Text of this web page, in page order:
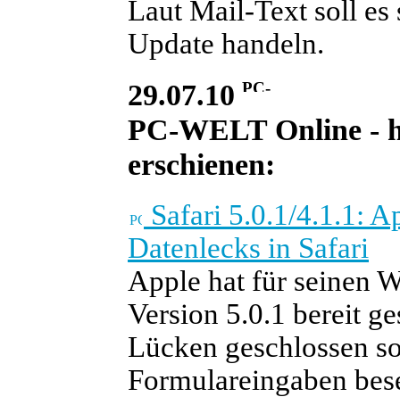
Laut Mail-Text soll es
Update handeln.
29.07.10
PC-WELT Online -
erschienen:
Safari 5.0.1/4.1.1:
Datenlecks in Safari
Apple hat für seinen
Version 5.0.1 bereit
Lücken geschlossen
Formulareingaben